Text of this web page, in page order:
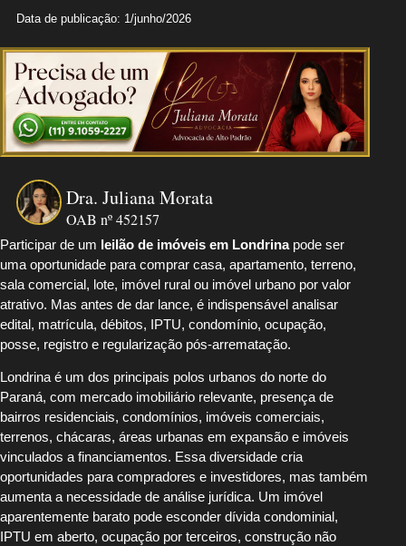
Data de publicação: 1/junho/2026
Dra. Juliana Morata
OAB nº 452157
Participar de um leilão de imóveis em Londrinapode ser
uma oportunidade para comprar casa, apartamento, terreno,
sala comercial, lote, imóvel rural ou imóvel urbano por valor
atrativo. Mas antes de dar lance, é indispensável analisar
edital, matrícula, débitos, IPTU, condomínio, ocupação,
posse, registro e regularização pós-arrematação.
Londrina é um dos principais polos urbanos do norte do
Paraná, com mercado imobiliário relevante, presença de
bairros residenciais, condomínios, imóveis comerciais,
terrenos, chácaras, áreas urbanas em expansão e imóveis
vinculados a financiamentos. Essa diversidade cria
oportunidades para compradores e investidores, mas também
aumenta a necessidade de análise jurídica. Um imóvel
aparentemente barato pode esconder dívida condominial,
IPTU em aberto, ocupação por terceiros, construção não